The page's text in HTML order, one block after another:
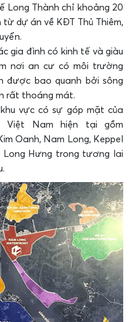
Long Thành chỉ khoảng 20
từ dự án về KĐT Thủ Thiêm,
gia đình có kinh tế và giàu
nơi an cư có môi trường
được bao quanh bởi sông
rất thoáng mát.
vực có sự góp mặt của
Nam hiện tại gồm
Oanh, Nam Long, Keppel
Long Hưng trong tương lai